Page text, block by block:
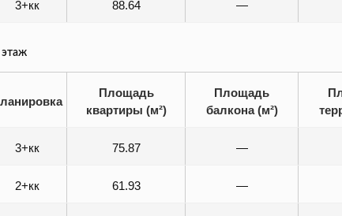
3+кк 88.64 —
этаж
Площадь
квартиры (м²)
Площадь
балкона (м²)
3+кк 75.87 —
2+кк 61.93 —